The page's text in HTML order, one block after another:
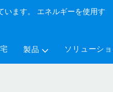
います。 エネルギーを使用す
製品 ソリューシ